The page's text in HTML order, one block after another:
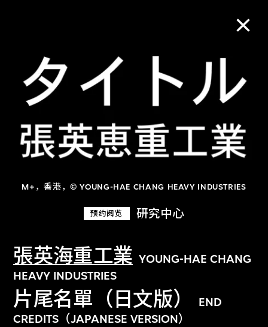
M+，香港，© YOUNG-HAE CHANG HEAVY INDUSTRIES
预约阅览 研究中心
張英海重工業 YOUNG-HAE CHANG
HEAVY INDUSTRIES
片尾名單（日文版）
END
CREDITS（JAPANESE VERSION）
M+藏品
进一步筛选 搜索
关于M+藏品
探索世界顶级的二十及二十一世纪视觉
文化藏品。